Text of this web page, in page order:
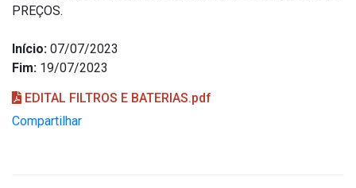
PREÇOS.
Início: 07/07/2023
Fim: 19/07/2023
EDITAL FILTROS E BATERIAS.pdf
Compartilhar